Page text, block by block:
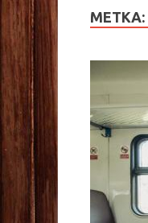
МЕТКА: